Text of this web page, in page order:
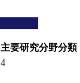
主要研究分野分類
4